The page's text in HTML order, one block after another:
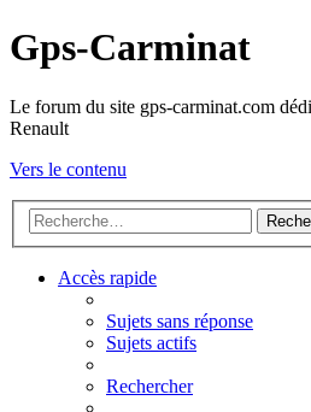
Gps-Carminat
Le forum du site gps-carminat.com
Renault
Vers le contenu
Accès rapide
Sujets sans réponse
Sujets actifs
Rechercher